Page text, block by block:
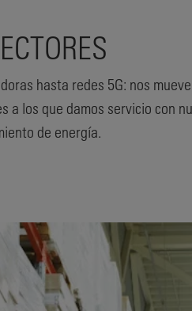
hasta redes 5G: nos
los que damos servicio con
de energía.